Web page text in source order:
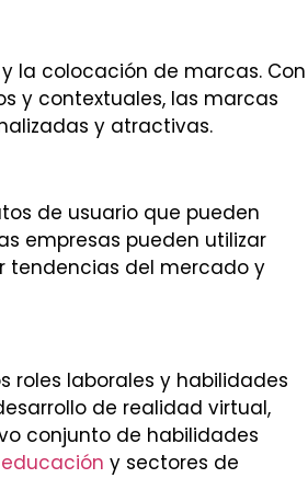
la colocación de marcas. Con
y contextuales, las marcas
y atractivas.
de usuario que pueden
empresas pueden utilizar
tendencias del mercado y
roles laborales y habilidades
de realidad virtual,
conjunto de habilidades
y sectores de